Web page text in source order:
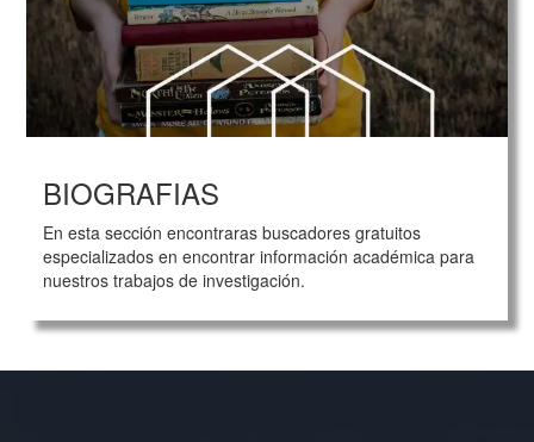
BIOGRAFIAS
En esta sección encontraras buscadores gratuitos
especializados en encontrar información académica para
nuestros trabajos de investigación.